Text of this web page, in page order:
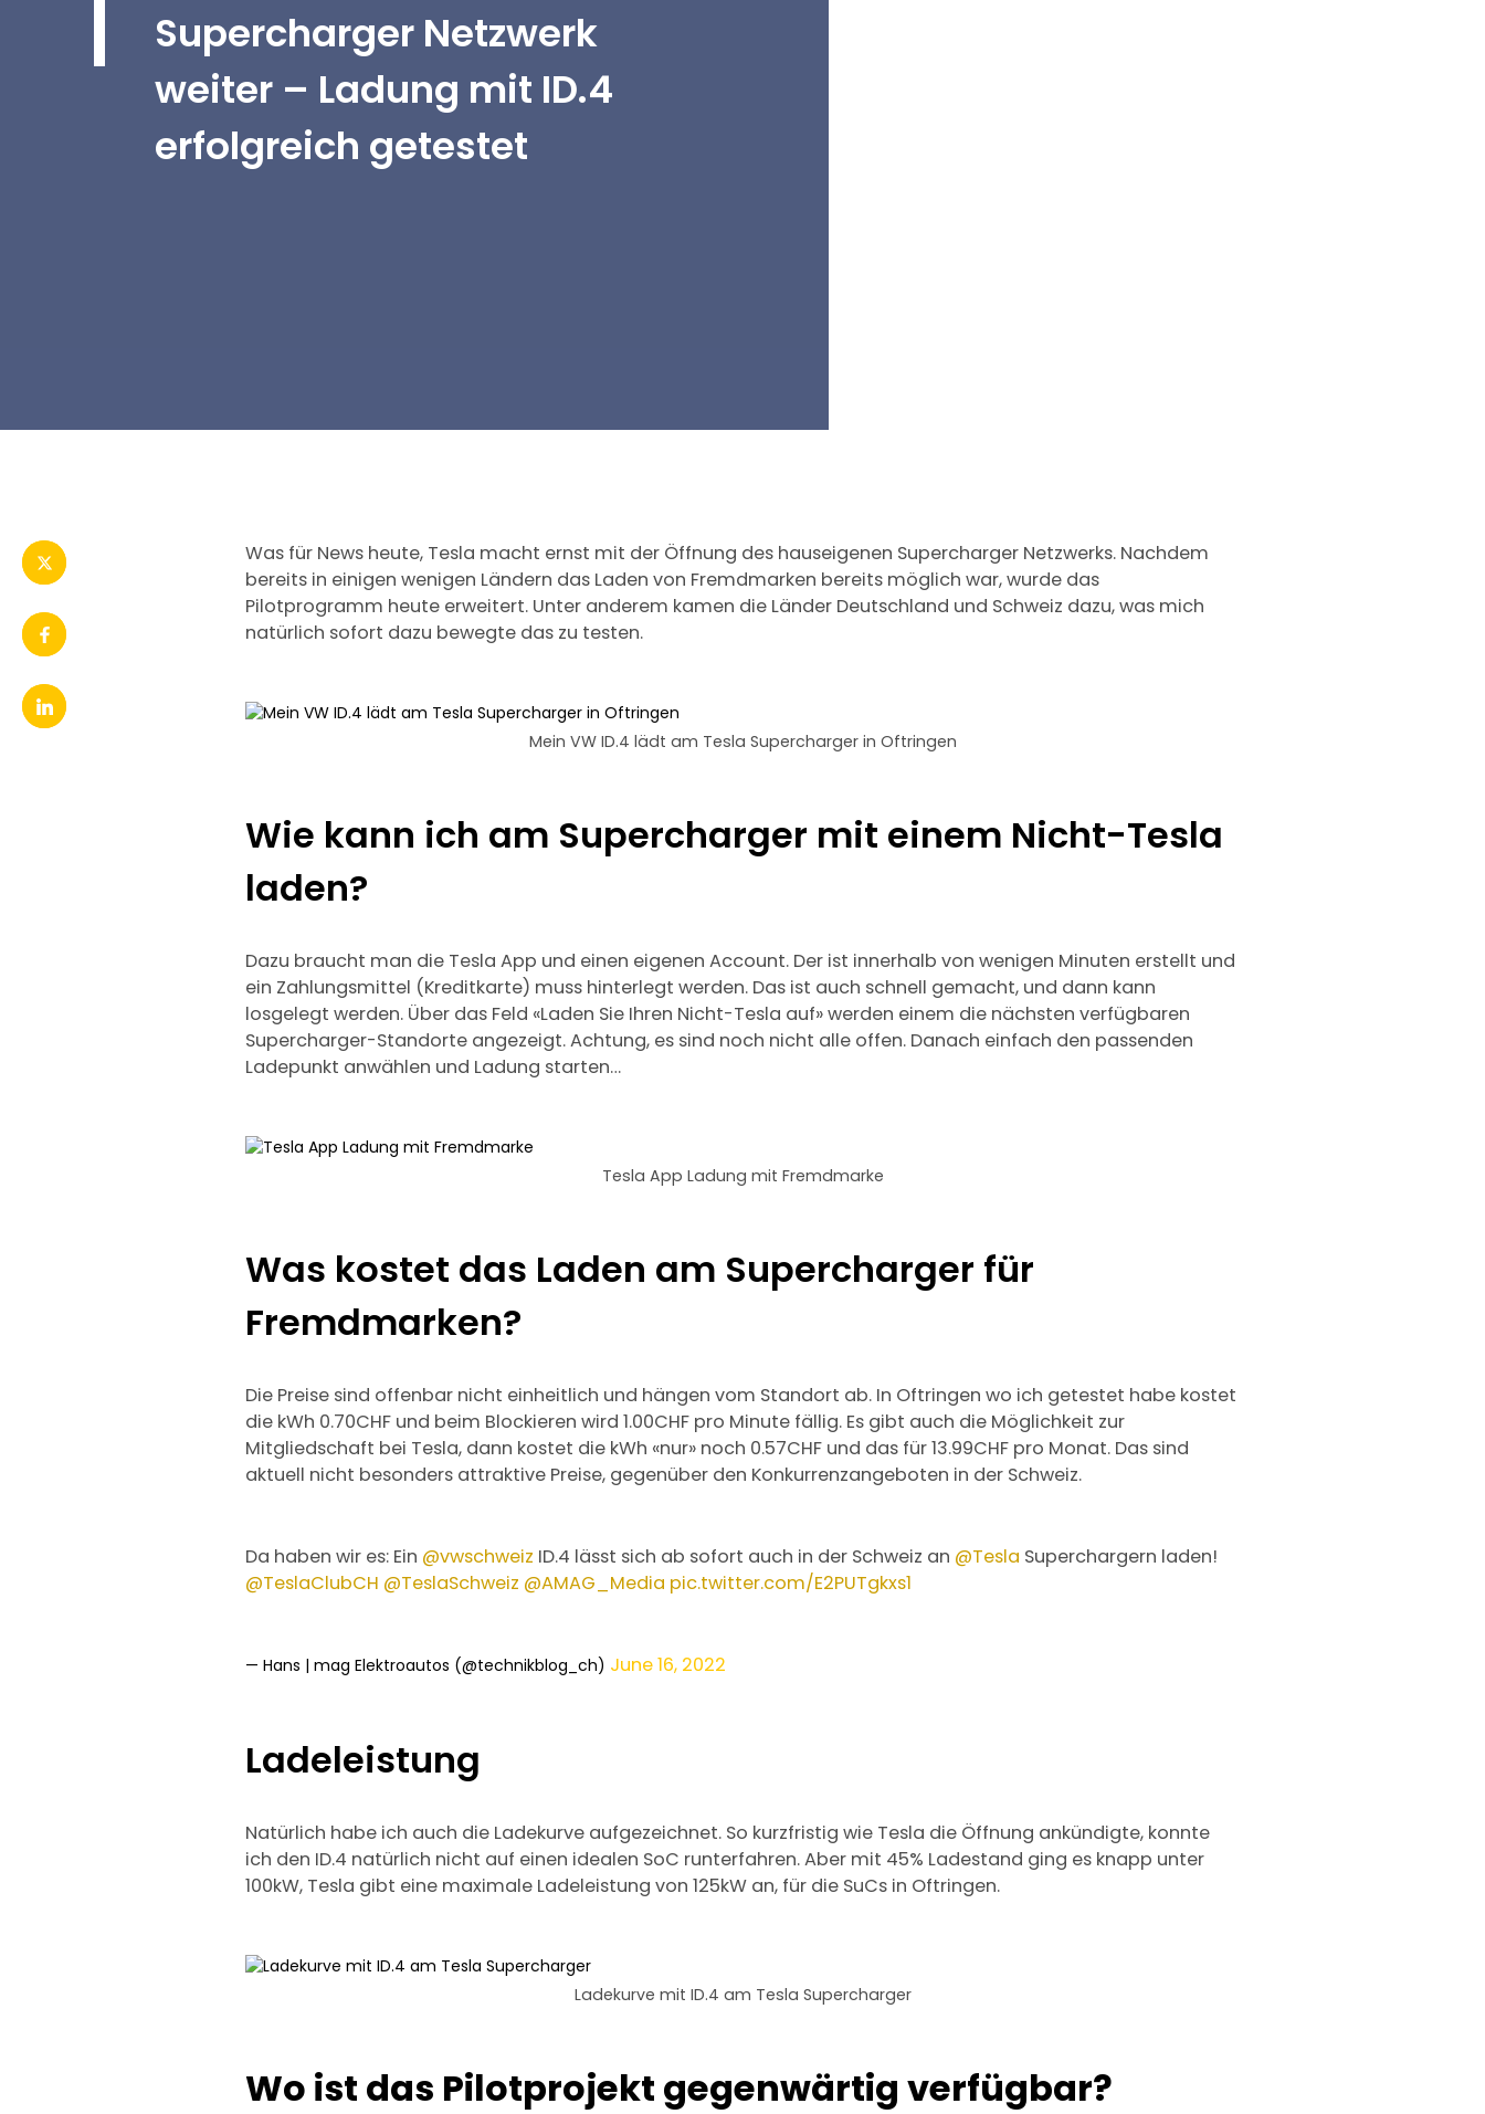
Supercharger Netzwerk
weiter – Ladung mit ID.4
erfolgreich getestet
Was für News heute, Tesla macht ernst mit der Öffnung des hauseigenen Supercharger Netzwerks. Nachdem
bereits in einigen wenigen Ländern das Laden von Fremdmarken bereits möglich war, wurde das
Pilotprogramm heute erweitert. Unter anderem kamen die Länder Deutschland und Schweiz dazu, was mich
natürlich sofort dazu bewegte das zu testen.
Mein VW ID.4 lädt am Tesla Supercharger in Oftringen
Wie kann ich am Supercharger mit einem Nicht-Tesla
laden?
Dazu braucht man die Tesla App und einen eigenen Account. Der ist innerhalb von wenigen Minuten erstellt und
ein Zahlungsmittel (Kreditkarte) muss hinterlegt werden. Das ist auch schnell gemacht, und dann kann
losgelegt werden. Über das Feld «Laden Sie Ihren Nicht-Tesla auf» werden einem die nächsten verfügbaren
Supercharger-Standorte angezeigt. Achtung, es sind noch nicht alle offen. Danach einfach den passenden
Ladepunkt anwählen und Ladung starten…
Tesla App Ladung mit Fremdmarke
Was kostet das Laden am Supercharger für
Fremdmarken?
Die Preise sind offenbar nicht einheitlich und hängen vom Standort ab. In Oftringen wo ich getestet habe kostet
die kWh 0.70CHF und beim Blockieren wird 1.00CHF pro Minute fällig. Es gibt auch die Möglichkeit zur
Mitgliedschaft bei Tesla, dann kostet die kWh «nur» noch 0.57CHF und das für 13.99CHF pro Monat. Das sind
aktuell nicht besonders attraktive Preise, gegenüber den Konkurrenzangeboten in der Schweiz.
Da haben wir es: Ein @vwschweiz ID.4 lässt sich ab sofort auch in der Schweiz an @Tesla Superchargern laden!
@TeslaClubCH @TeslaSchweiz @AMAG_Media pic.twitter.com/E2PUTgkxs1
— Hans | mag Elektroautos (@technikblog_ch) June 16, 2022
Ladeleistung
Natürlich habe ich auch die Ladekurve aufgezeichnet. So kurzfristig wie Tesla die Öffnung ankündigte, konnte
ich den ID.4 natürlich nicht auf einen idealen SoC runterfahren. Aber mit 45% Ladestand ging es knapp unter
100kW, Tesla gibt eine maximale Ladeleistung von 125kW an, für die SuCs in Oftringen.
Ladekurve mit ID.4 am Tesla Supercharger
Wo ist das Pilotprojekt gegenwärtig verfügbar?